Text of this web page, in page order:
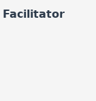
Facilitator